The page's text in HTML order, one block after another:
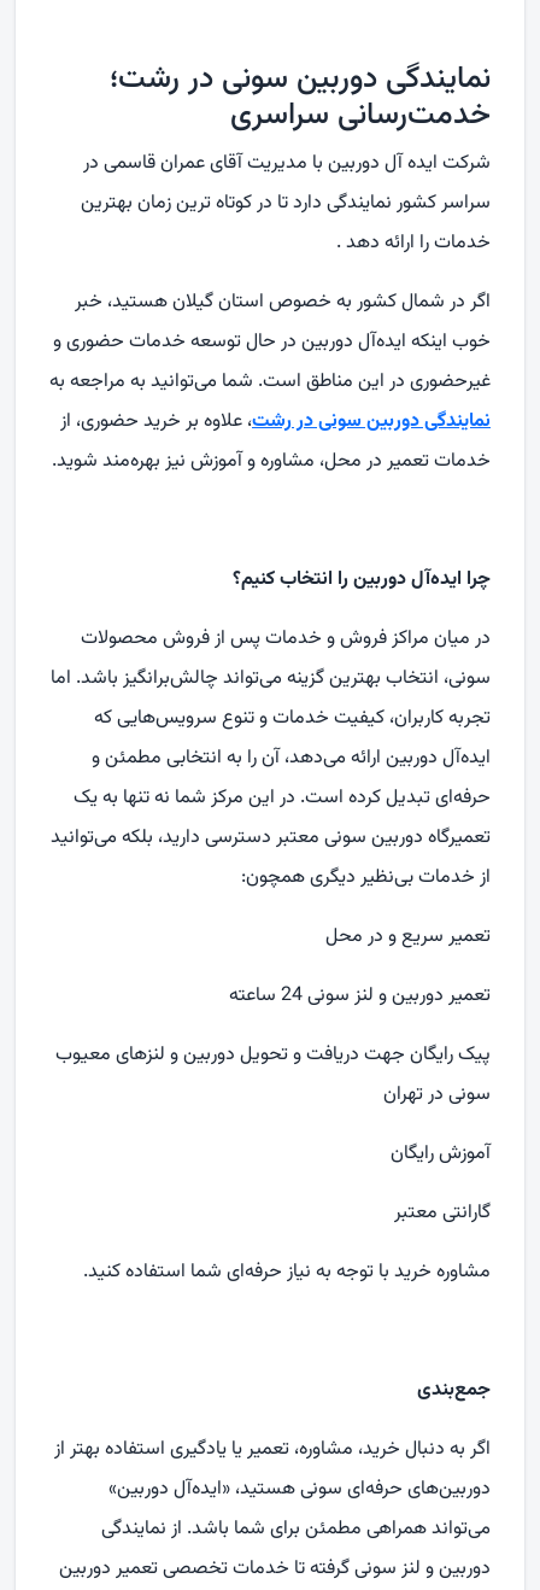
نمایندگی دوربین سونی در رشت؛
خدمت‌رسانی سراسری
شرکت ایده آل دوربین با مدیریت آقای عمران قاسمی در
سراسر کشور نمایندگی دارد تا در کوتاه ترین زمان بهترین
خدمات را ارائه دهد .
اگر در شمال کشور به‌ خصوص استان گیلان هستید، خبر
خوب اینکه ایده‌آل دوربین در حال توسعه خدمات حضوری و
غیرحضوری در این مناطق است. شما می‌توانید به مراجعه به
نمایندگی دوربین سونی در رشت، علاوه بر خرید حضوری، از
خدمات تعمیر در محل، مشاوره و آموزش نیز بهره‌مند شوید.
چرا ایده‌آل دوربین را انتخاب کنیم؟
در میان مراکز فروش و خدمات پس از فروش محصولات
سونی، انتخاب بهترین گزینه می‌تواند چالش‌برانگیز باشد. اما
تجربه کاربران، کیفیت خدمات و تنوع سرویس‌هایی که
ایده‌آل دوربین ارائه می‌دهد، آن را به انتخابی مطمئن و
حرفه‌ای تبدیل کرده است. در این مرکز شما نه‌ تنها به یک
تعمیرگاه دوربین سونی معتبر دسترسی دارید، بلکه می‌توانید
از خدمات بی‌نظیر دیگری همچون:
تعمیر سریع و در محل
تعمیر دوربین و لنز سونی 24 ساعته
پیک رایگان جهت دریافت و تحویل دوربین و لنزهای معیوب
سونی در تهران
آموزش رایگان
گارانتی معتبر
مشاوره خرید با توجه به نیاز حرفه‌ای شما استفاده کنید.
جمع‌بندی
اگر به‌ دنبال خرید، مشاوره، تعمیر یا یادگیری استفاده بهتر از
دوربین‌های حرفه‌ای سونی هستید، «ایده‌آل دوربین»
می‌تواند همراهی مطمئن برای شما باشد. از نمایندگی
دوربین و لنز سونی گرفته تا خدمات تخصصی تعمیر دوربین